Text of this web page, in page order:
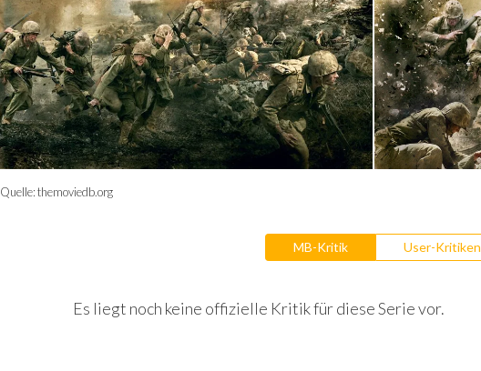
Quelle:themoviedb.org
MB-Kritik User-Kritiken
Es liegt noch keine offizielle Kritik für diese Serie vor.